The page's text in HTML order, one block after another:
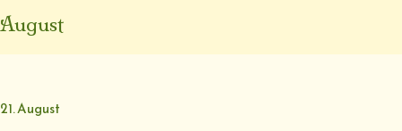
August
21. August